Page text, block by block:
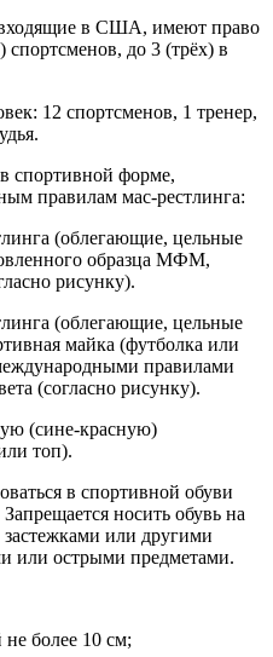
в США, имеют право
спортсменов, до 3 (трёх) в
12 спортсменов, 1 тренер,
спортивной форме,
правилам мас-рестлинга:
(облегающие, цельные
образца МФМ,
рисунку).
(облегающие, цельные
майка (футболка или
правилами
(согласно рисунку).
(сине-красную)
топ).
в спортивной обуви
носить обувь на
или другими
или острыми предметами.
более 10 см;